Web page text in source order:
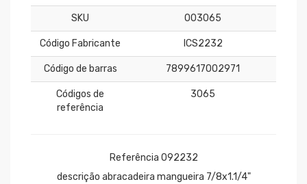
SKU 003065
Código Fabricante ICS2232
Código de barras 7899617002971
Códigos de
referência
3065
Referência 092232
descrição abracadeira mangueira 7/8x1.1/4"